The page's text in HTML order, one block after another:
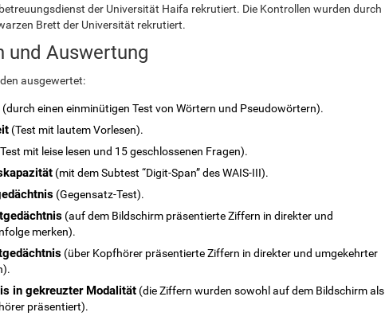
der Universität Haifa rekrutiert. Die Kontrollen wurden durch
Brett der Universität rekrutiert.
und Auswertung
ausgewertet:
(durch einen einminütigen Test von Wörtern und Pseudowörtern).
(Test mit lautem Vorlesen).
mit leise lesen und 15 geschlossenen Fragen).
(mit dem Subtest “Digit-Span” des WAIS-III).
(Gegensatz-Test).
(auf dem Bildschirm präsentierte Ziffern in direkter und
merken).
(über Kopfhörer präsentierte Ziffern in direkter und umgekehrter
in gekreuzter Modalität (die Ziffern wurden sowohl auf dem Bildschirm als
präsentiert).